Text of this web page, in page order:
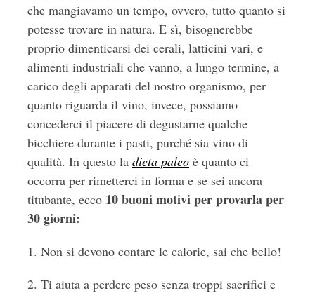
che mangiavamo un tempo, ovvero, tutto quanto si
potesse trovare in natura. E sì, bisognerebbe
proprio dimenticarsi dei cerali, latticini vari, e
alimenti industriali che vanno, a lungo termine, a
carico degli apparati del nostro organismo, per
quanto riguarda il vino, invece, possiamo
concederci il piacere di degustarne qualche
bicchiere durante i pasti, purché sia vino di
qualità. In questo la dieta paleo è quanto ci
occorra per rimetterci in forma e se sei ancora
titubante, ecco 10 buoni motivi per provarla per
30 giorni:
1. Non si devono contare le calorie, sai che bello!
2. Ti aiuta a perdere peso senza troppi sacrifici e